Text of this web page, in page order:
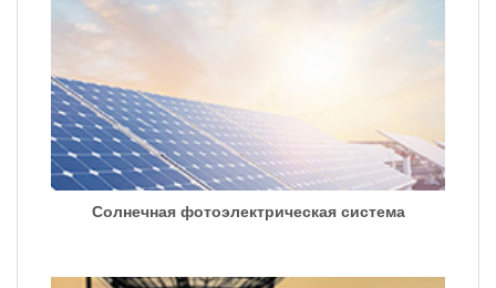
Солнечная фотоэлектрическая система